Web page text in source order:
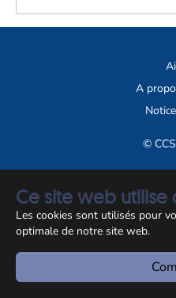
Ce site web utilise
Les cookies sont utilisés pour
optimale de notre site web.
A
©